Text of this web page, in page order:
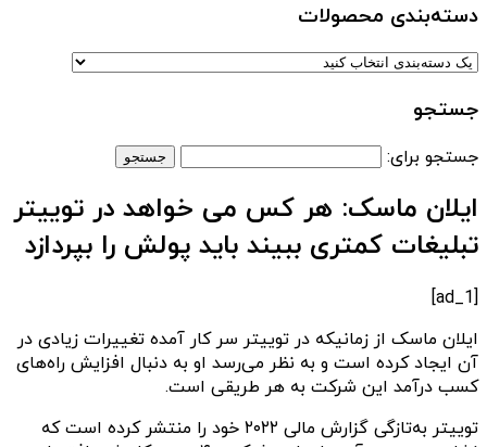
دسته‌بندی‌ محصولات
جستجو
جستجو برای:
ایلان ماسک: هر کس می خواهد در توییتر
تبلیغات کمتری ببیند باید پولش را بپردازد
[ad_1]
ایلان ماسک از زمانیکه در توییتر سر کار آمده تغییرات زیادی در
آن ایجاد کرده است و به نظر می‌رسد او به دنبال افزایش راه‌های
کسب درآمد این شرکت به هر طریقی است.
توییتر به‌تازگی گزارش مالی ۲۰۲۲ خود را منتشر کرده است که